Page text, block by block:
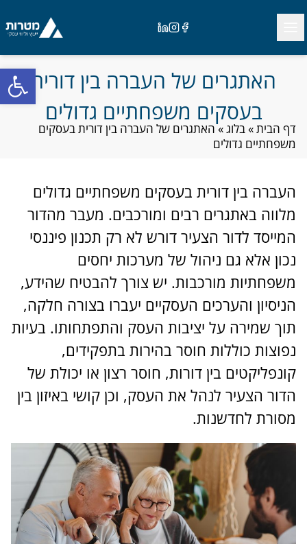
content
Facebook
Instagram
Linkedin
האתגרים של העברה בין דורית
בעסקים משפחתיים גדולים
דף הבית»בלוג»האתגרים של העברה בין דורית בעסקים
משפחתיים גדולים
העברה בין דורית בעסקים משפחתיים גדולים
מלווה באתגרים רבים ומורכבים. מעבר מהדור
המייסד לדור הצעיר דורש לא רק תכנון פיננסי
נכון אלא גם ניהול של מערכות יחסים
משפחתיות מורכבות. יש צורך להבטיח שהידע,
הניסיון והערכים העסקיים יעברו בצורה חלקה,
תוך שמירה על יציבות העסק והתפתחותו. בעיות
נפוצות כוללות חוסר בהירות בתפקידים,
קונפליקטים בין דורות, חוסר רצון או יכולת של
הדור הצעיר לנהל את העסק, וכן קושי באיזון בין
מסורת לחדשנות.